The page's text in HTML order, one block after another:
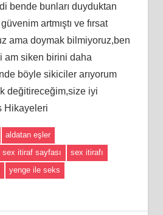
bende bunları duyduktan
artmıştı ve fırsat
ama doymak bilmiyoruz,ben
am siken birini daha
böyle sikiciler arıyorum
değitireceğim,size iyi
Hikayeleri
aldatan eşler
sex itiraf sayfası
sex itirafı
yenge ile seks